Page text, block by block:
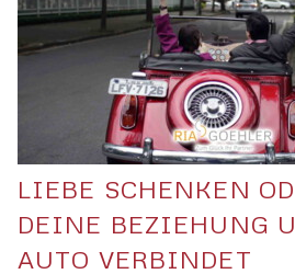
LIEBE SCHENKEN
DEINE BEZIEHUNG
AUTO VERBINDET